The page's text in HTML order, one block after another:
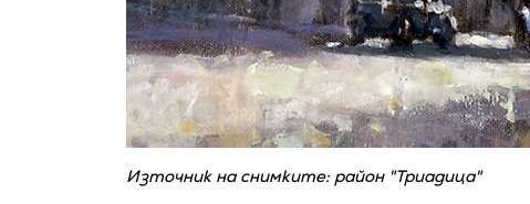
Източник на снимките: район "Триадица"